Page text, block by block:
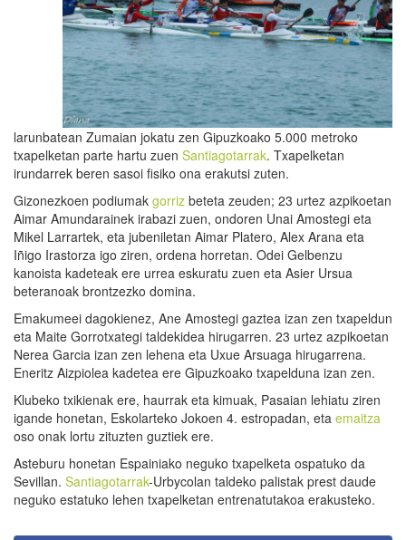
larunbatean Zumaian jokatu zen Gipuzkoako 5.000 metroko
txapelketan parte hartu zuen Santiagotarrak. Txapelketan
irundarrek beren sasoi fisiko ona erakutsi zuten.
Gizonezkoen podiumak gorriz beteta zeuden; 23 urtez azpikoetan
Aimar Amundarainek irabazi zuen, ondoren Unai Amostegi eta
Mikel Larrartek, eta jubeniletan Aimar Platero, Alex Arana eta
Iñigo Irastorza igo ziren, ordena horretan. Odei Gelbenzu
kanoista kadeteak ere urrea eskuratu zuen eta Asier Ursua
beteranoak brontzezko domina.
Emakumeei dagokienez, Ane Amostegi gaztea izan zen txapeldun
eta Maite Gorrotxategi taldekidea hirugarren. 23 urtez azpikoetan
Nerea Garcia izan zen lehena eta Uxue Arsuaga hirugarrena.
Eneritz Aizpiolea kadetea ere Gipuzkoako txapelduna izan zen.
Klubeko txikienak ere, haurrak eta kimuak, Pasaian lehiatu ziren
igande honetan, Eskolarteko Jokoen 4. estropadan, eta emaitza
oso onak lortu zituzten guztiek ere.
Asteburu honetan Espainiako neguko txapelketa ospatuko da
Sevillan. Santiagotarrak-Urbycolan taldeko palistak prest daude
neguko estatuko lehen txapelketan entrenatutakoa erakusteko.